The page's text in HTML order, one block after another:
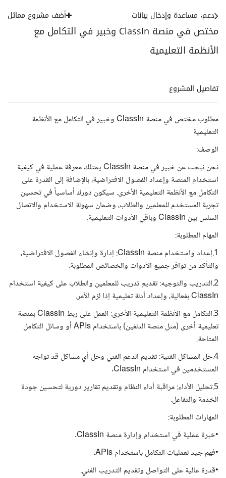
مختص في منصة ClassIn وخبير في التكامل مع
الأنظمة التعليمية
دعم، مساعدة وإدخال بيانات أضف مشروع مماثل
تفاصيل المشروع
مطلوب مختص في منصة ClassIn وخبير في التكامل مع الأنظمة
التعليمية
الوصف:
نحن نبحث عن خبير في منصة ClassIn يمتلك معرفة عملية في كيفية
استخدام المنصة وإعداد الفصول الافتراضية، بالإضافة إلى القدرة على
التكامل مع الأنظمة التعليمية الأخرى. سيكون دورك أساسياً في تحسين
تجربة المستخدم للمعلمين والطلاب، وضمان سهولة الاستخدام والاتصال
السلس بين ClassIn وباقي الأدوات التعليمية.
المهام المطلوبة:
1.إعداد واستخدام منصة ClassIn: إدارة وإنشاء الفصول الافتراضية،
والتأكد من توافر جميع الأدوات والخصائص المطلوبة.
2.التدريب والتوجيه: تقديم تدريب للمعلمين والطلاب على كيفية استخدام
ClassIn بفعالية، وإعداد أدلة تعليمية إذا لزم الأمر.
3.التكامل مع الأنظمة التعليمية الأخرى: العمل على ربط ClassIn بمنصة
تعليمية أخرى (مثل منصة الدلفين) باستخدام APIs أو وسائل التكامل
المتاحة.
4.حل المشاكل الفنية: تقديم الدعم الفني وحل أي مشاكل قد تواجه
المستخدمين في استخدام ClassIn.
5.تحليل الأداء: مراقبة أداء النظام وتقديم تقارير دورية لتحسين جودة
الخدمة والتفاعل.
المهارات المطلوبة:
•خبرة عملية في استخدام وإدارة منصة ClassIn.
•فهم جيد لعمليات التكامل باستخدام APIs.
•قدرة عالية على التواصل وتقديم التدريب الفني.